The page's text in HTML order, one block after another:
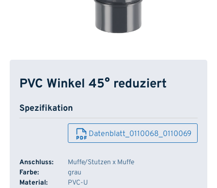
PVC Winkel 45° reduziert
Spezifikation
Datenblatt_0110068_0110069
Anschluss:
Muffe/Stutzen x Muffe
Farbe:
grau
Material:
PVC-U